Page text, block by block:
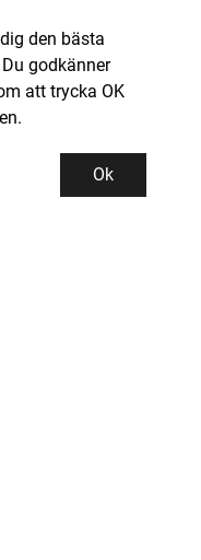
den bästa
godkänner
att trycka OK
Ok